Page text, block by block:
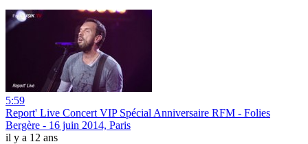
5:59
Report' Live Concert VIP Spécial Anniversaire RFM - Folies
Bergère - 16 juin 2014, Paris
il y a 12 ans